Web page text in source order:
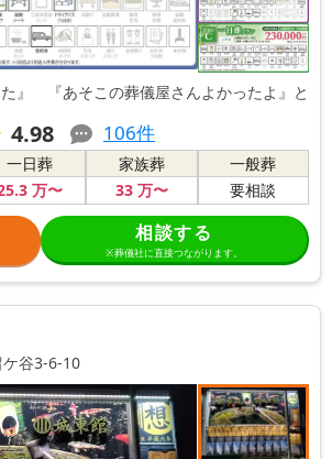
た』 『あそこの葬儀屋さんよかったよ』と
4.98 106件
一日葬
.3 万〜
家族葬
33万〜
一般葬
要相談
相談する
※葬儀社に直接つながります。
ケ谷3-6-10